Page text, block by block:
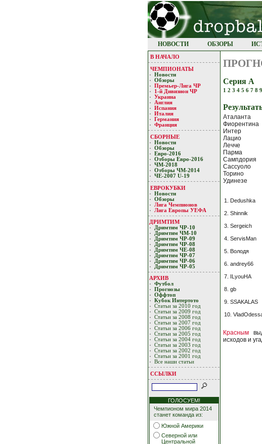
НОВОСТИ ОБЗОРЫ
В НАЧАЛО
ЧЕМПИОНАТЫ
Новости
Обзоры
Премьер-Лигa ЧР
1-й Дивизион ЧР
Украина
Англия
Испания
Италия
Германия
Франция
СБОРНЫЕ
Новости
Обзоры
Евро-2016
Отборы Евро-2016
ЧМ-2018
Отборы ЧМ-2014
ЧЕ-2007 U-19
ЕВРОКУБКИ
Новости
Обзоры
Лигa Чемпиoнoв
Лига Европы УЕФA
ДРИМТИМ
Дримтим ЧР-10
Дримтим ЧМ-10
Дримтим ЧР-09
Дримтим ЧР-08
Дримтим ЧЕ-08
Дримтим ЧР-07
Дримтим ЧР-06
Дримтим ЧР-05
АРХИВ
Футбол
Прогнозы
Оффтоп
Кубoк Интертoтo
Статьи за 2010 год
Статьи за 2009 год
Статьи за 2008 год
Статьи за 2007 год
Статьи за 2006 год
Статьи за 2005 год
Статьи за 2004 год
Статьи за 2003 год
Статьи за 2002 год
Статьи за 2001 год
Все наши статьи
ССЫЛКИ
ГОЛОСУЕМ!
Чемпионом мира 2014
станет команда из:
Южной Америки
Северной или
Центральной
Серия А
1 2 3 4 5 6 7 8 9
Аталанта
Фиорентина
Интер
Лацио
Лечче
Парма
Сампдория
Сассуоло
Торино
Удинезе
1. Dedushka
2. Shinnik
3. Sergeich
4. ServisMan
5. Володя
6. andrey66
7. ILyouHA
8. gb
9. SSAKALAS
10.
Красным
исходов и